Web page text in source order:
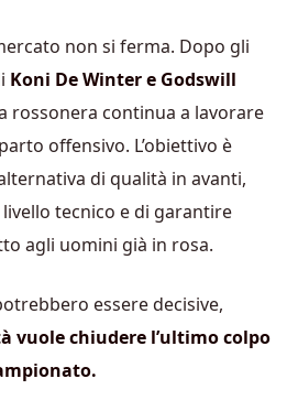
non si ferma. Dopo gli
Koni De Winter e Godswill
rossonera continua a lavorare
offensivo. L’obiettivo è
di qualità in avanti,
tecnico e di garantire
agli uomini già in rosa.
essere decisive,
vuole chiudere l’ultimo colpo